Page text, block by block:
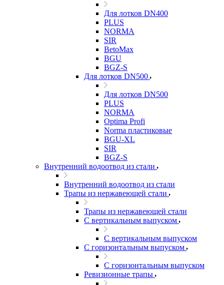
Для лотков DN400
PLUS
NORMA
SIR
BetoMax
BGU
BGZ-S
Для лотков DN500
Для лотков DN500
PLUS
NORMA
Optima Profi
Norma пластиковые
BGU-XL
SIR
BGZ-S
Внутренний водоотвод из стали
Внутренний водоотвод из стали
Трапы из нержавеющей стали
Трапы из нержавеющей стали
С вертикальным выпуском
С вертикальным выпуском
С горизонтальным выпуском
С горизонтальным выпуском
Ревизионные трапы